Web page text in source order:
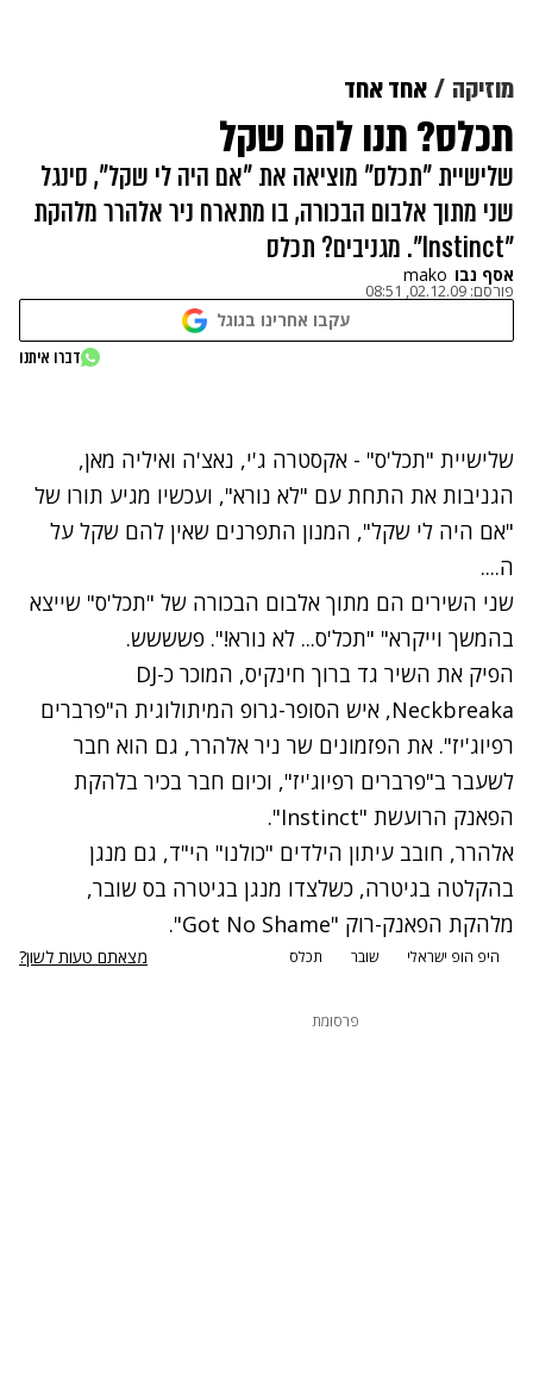
מוזיקה אחד אחד
תכלס? תנו להם שקל
שלישיית "תכלס" מוציאה את "אם היה לי שקל", סינגל
שני מתוך אלבום הבכורה, בו מתארח ניר אלהרר מלהקת
"Instinct". מגניבים? תכלס
אסף נבו mako
פורסם: 02.12.09, 08:51
עקבו אחרינו בגוגל
נתקלנו בבעיה
דברו איתנו
שלישיית "תכל'ס" - אקסטרה ג'י, נאצ'ה ואיליה מאן,
הגניבות את התחת עם "לא נורא", ועכשיו מגיע תורו של
"אם היה לי שקל", המנון התפרנים שאין להם שקל על
ה....
שני השירים הם מתוך אלבום הבכורה של "תכל'ס" שייצא
בהמשך וייקרא" "תכל'ס... לא נורא!". פשששש.
הפיק את השיר גד ברוך חינקיס, המוכר כ-DJ
Neckbreaka, איש הסופר-גרופ המיתולוגית ה"פרברים
רפיוג'יז". את הפזמונים שר ניר אלהרר, גם הוא חבר
לשעבר ב"פרברים רפיוג'יז", וכיום חבר בכיר בלהקת
הפאנק הרועשת "Instinct".
אלהרר, חובב עיתון הילדים "כולנו" הי"ד, גם מנגן
בהקלטה בגיטרה, כשלצדו מנגן בגיטרה בס שובר,
מלהקת הפאנק-רוק "Got No Shame".
היפ הופ ישראלי שובר תכלס מצאתם טעות לשון?
פרסומת